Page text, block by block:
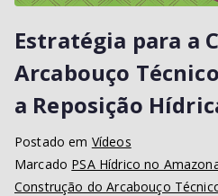
Estratégia para a
Arcabouço
a Reposição
Postado em Vídeos
Marcado PSA Hídrico no
Construção do Arcabouço